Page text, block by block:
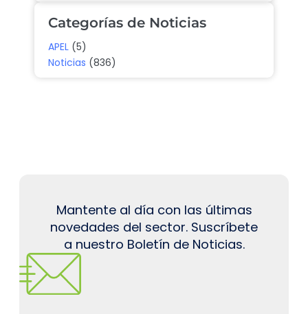
Categorías de Noticias
APEL (5)
Noticias (836)
Mantente al día con las últimas
novedades del sector. Suscríbete
a nuestro Boletín de Noticias.